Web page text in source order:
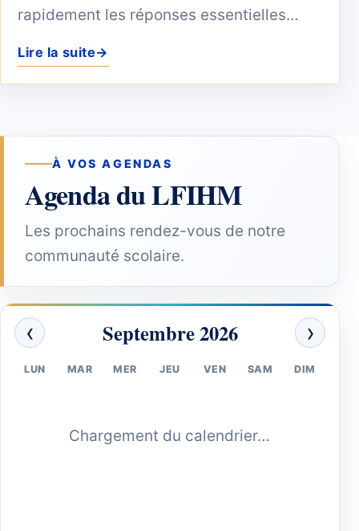
rapidement les réponses essentielles
Lire la suite→
À VOS AGENDAS
Agenda du LFIHM
Les prochains rendez-vous de notre
communauté scolaire.
‹ Septembre 2026 ›
LUN MAR MER JEU VEN SAM DIM
Chargement du calendrier…